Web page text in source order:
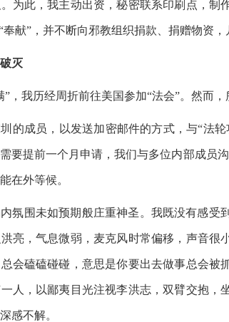
为此，我主动出资，秘密联系印刷点，制
奉献”，并不断向邪教组织捐款、捐赠物资，
灭
”，我历经周折前往美国参加“法会”。然而
的成员，以发送加密邮件的方式，与“法
要提前一个月申请，我们与多位内部成员
在外等候。
氛围未如预期般庄重神圣。我既没有感受
亮，气息微弱，麦克风时常偏移，声音很
会磕磕碰碰，意思是你要出去做事总会被
人，以鄙夷目光注视李洪志，双臂交抱，
感不解。